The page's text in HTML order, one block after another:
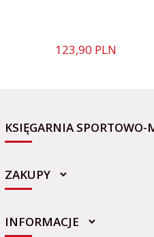
123,90 PLN
KSIĘGARNIA SPORTOWO-
sklep@sportowo-medyczna.pl
ZAKUPY
INFORMACJE